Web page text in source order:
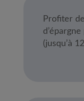
Profiter de
(jusqu’à